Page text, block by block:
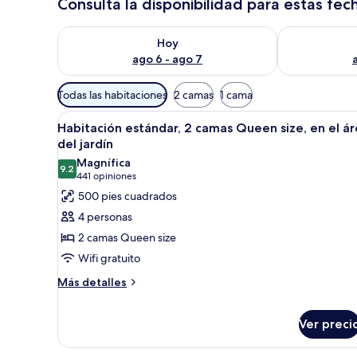
Hoy
ago 6 - ago 7
Consulta la disponibilidad para hoy ago 6 - ago 7
Consulta la
Filtros
disponibles
para
las
habitaciones
Todas las habitaciones 2 camas 1 cama
Abrir
todas
las
fotos
de
Habitación
estándar,
2
camas
Queen
el
Habitación de hotel con dos
5
Habitación estándar, 2 camas Queen size, en el
del jardín
9.29.2 de 10
Magnífica
441 opiniones
(441
opiniones)
500 pies cuadrados
4 personas
2 camas Queen size
Wifi gratuito
Más detalles
Más
estándar,
Ver